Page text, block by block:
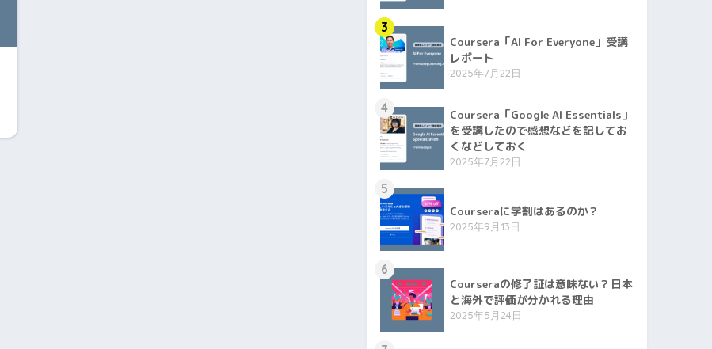
3
Coursera「AI For Everyone」受講
レポート
2025年7月22日
4
Coursera「Google AI Essentials」
を受講したので感想などを記してお
くなどしておく
2025年7月22日
5
Courseraに学割はあるのか？
2025年9月13日
6
Courseraの修了証は意味ない？日本
と海外で評価が分かれる理由
2025年5月24日